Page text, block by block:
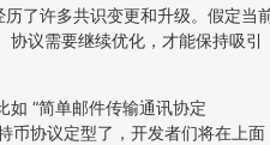
了许多共识变更和升级。假定当
议需要继续优化，才能保持吸引
如 “简单邮件传输通讯协定
币协议定型了，开发者们将在上面